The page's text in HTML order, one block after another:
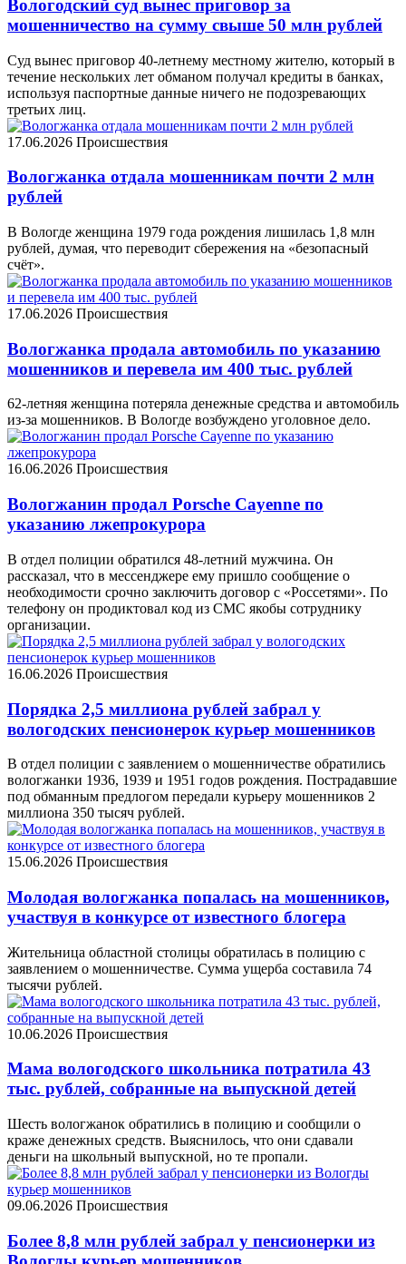
Вологодский суд вынес приговор за
мошенничество на сумму свыше 50 млн рублей
Суд вынес приговор 40-летнему местному жителю, который в
течение нескольких лет обманом получал кредиты в банках,
используя паспортные данные ничего не подозревающих
третьих лиц.
17.06.2026 Происшествия
Вологжанка отдала мошенникам почти 2 млн
рублей
В Вологде женщина 1979 года рождения лишилась 1,8 млн
рублей, думая, что переводит сбережения на «безопасный
счёт».
17.06.2026 Происшествия
Вологжанка продала автомобиль по указанию
мошенников и перевела им 400 тыс. рублей
62-летняя женщина потеряла денежные средства и автомобиль
из-за мошенников. В Вологде возбуждено уголовное дело.
16.06.2026 Происшествия
Вологжанин продал Porsche Cayenne по
указанию лжепрокурора
В отдел полиции обратился 48-летний мужчина. Он
рассказал, что в мессенджере ему пришло сообщение о
необходимости срочно заключить договор с «Россетями». По
телефону он продиктовал код из СМС якобы сотруднику
организации.
16.06.2026 Происшествия
Порядка 2,5 миллиона рублей забрал у
вологодских пенсионерок курьер мошенников
В отдел полиции с заявлением о мошенничестве обратились
вологжанки 1936, 1939 и 1951 годов рождения. Пострадавшие
под обманным предлогом передали курьеру мошенников 2
миллиона 350 тысяч рублей.
15.06.2026 Происшествия
Молодая вологжанка попалась на мошенников,
участвуя в конкурсе от известного блогера
Жительница областной столицы обратилась в полицию с
заявлением о мошенничестве. Сумма ущерба составила 74
тысячи рублей.
10.06.2026 Происшествия
Мама вологодского школьника потратила 43
тыс. рублей, собранные на выпускной детей
Шесть вологжанок обратились в полицию и сообщили о
краже денежных средств. Выяснилось, что они сдавали
деньги на школьный выпускной, но те пропали.
09.06.2026 Происшествия
Более 8,8 млн рублей забрал у пенсионерки из